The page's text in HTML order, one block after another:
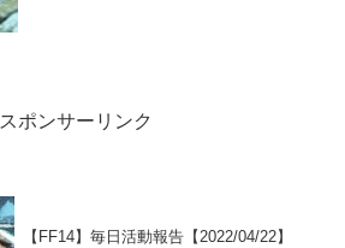
スポンサーリンク
【FF14】毎日活動報告【2022/04/22】